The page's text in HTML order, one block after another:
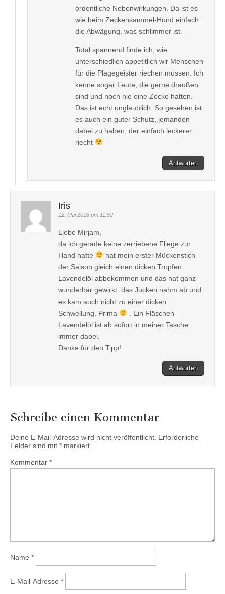
ordentliche Nebenwirkungen. Da ist es
wie beim Zeckensammel-Hund einfach
die Abwägung, was schlimmer ist.
Total spannend finde ich, wie
unterschiedlich appetitlich wir Menschen
für die Plagegeister riechen müssen. Ich
kenne sogar Leute, die gerne draußen
sind und noch nie eine Zecke hatten.
Das ist echt unglaublich. So gesehen ist
es auch ein guter Schutz, jemanden
dabei zu haben, der einfach leckerer
riecht
Antworten
Iris
12. Mai 2018 um 11:52
Liebe Mirjam,
da ich gerade keine zerriebene Fliege zur
Hand hatte
hat mein erster Mückenstich
der Saison gleich einen dicken Tropfen
Lavendelöl abbekommen und das hat ganz
wunderbar gewirkt: das Jucken nahm ab und
es kam auch nicht zu einer dicken
Schwellung. Prima
. Ein Fläschen
Lavendelöl ist ab sofort in meiner Tasche
immer dabei.
Danke für den Tipp!
Antworten
Schreibe einen Kommentar
Deine E-Mail-Adresse wird nicht veröffentlicht. Erforderliche
Felder sind mit * markiert
Kommentar *
Name *
E-Mail-Adresse *